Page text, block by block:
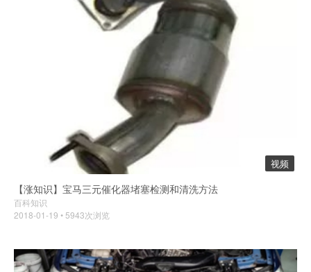
视频
【涨知识】宝马三元催化器堵塞检测和清洗方法
百科知识
2018-01-19 • 5943次浏览